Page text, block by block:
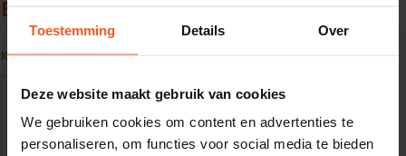
Toestemming Details Over
Deze website maakt gebruik van cookies
We gebruiken cookies om content en advertenties te
personaliseren, om functies voor social media te bieden
Buisprofiel, ongebeitst 50 x 50 x 4 mm
Kwaliteit: S235JRH volgens EN10219